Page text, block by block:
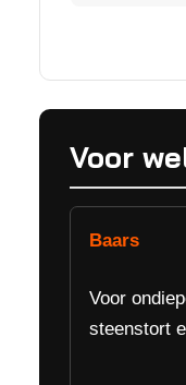
Voor
Baars
Voor
steenstort